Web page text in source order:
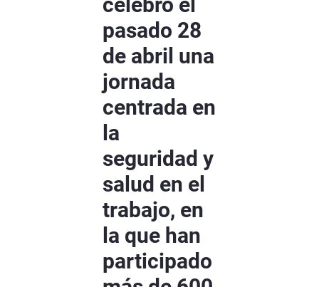
pasado 28
de abril una
jornada
centrada en
la
seguridad y
salud en el
trabajo, en
la que han
participado